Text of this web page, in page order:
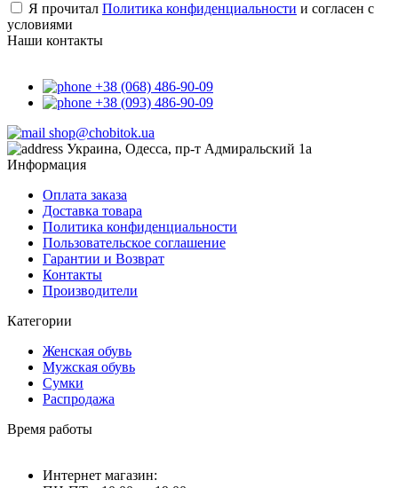
Я прочитал Политика конфиденциальности и согласен с
условиями
Наши контакты
+38 (068) 486-90-09
+38 (093) 486-90-09
shop@chobitok.ua
Украина, Одесса, пр-т Адмиральский 1а
Информация
Оплата заказа
Доставка товара
Политика конфиденциальности
Пользовательское соглашение
Гарантии и Возврат
Контакты
Производители
Категории
Женская обувь
Мужская обувь
Сумки
Распродажа
Время работы
Интернет магазин: